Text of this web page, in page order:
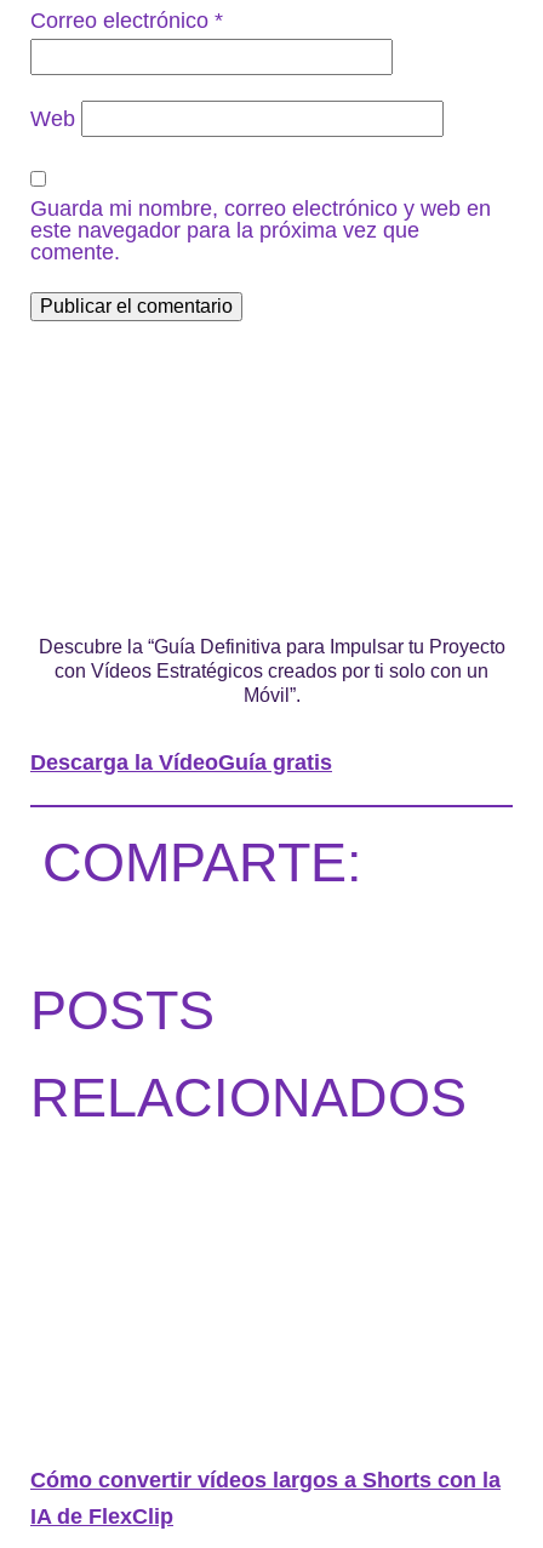
Correo electrónico *
Web
Guarda mi nombre, correo electrónico y web en
este navegador para la próxima vez que
comente.
Descubre la “Guía Definitiva para Impulsar tu Proyecto
con Vídeos Estratégicos creados por ti solo con un
Móvil”.
Descarga la VídeoGuía gratis
COMPARTE:
POSTS
RELACIONADOS
Cómo convertir vídeos largos a Shorts con la
IA de FlexClip